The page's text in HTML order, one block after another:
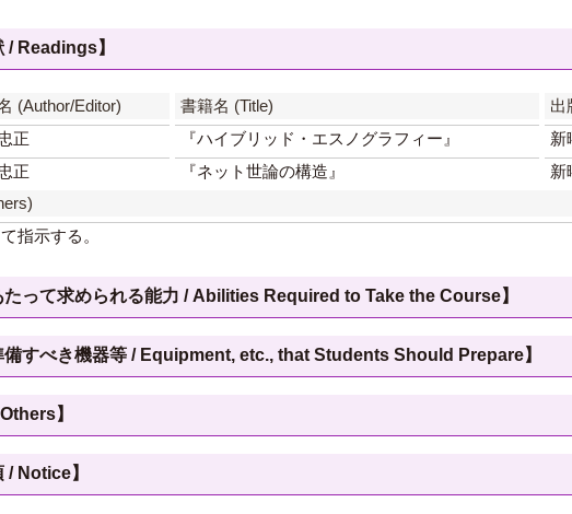
/ Readings】
(Author/Editor) 書籍名 (Title) 出
正 『ハイブリッド・エスノグラフィー』 新
正 『ネット世論の構造』 新
指示する。
たって求められる能力 / Abilities Required to Take the Course】
備すべき機器等 / Equipment, etc., that Students Should Prepare】
】
/ Notice】